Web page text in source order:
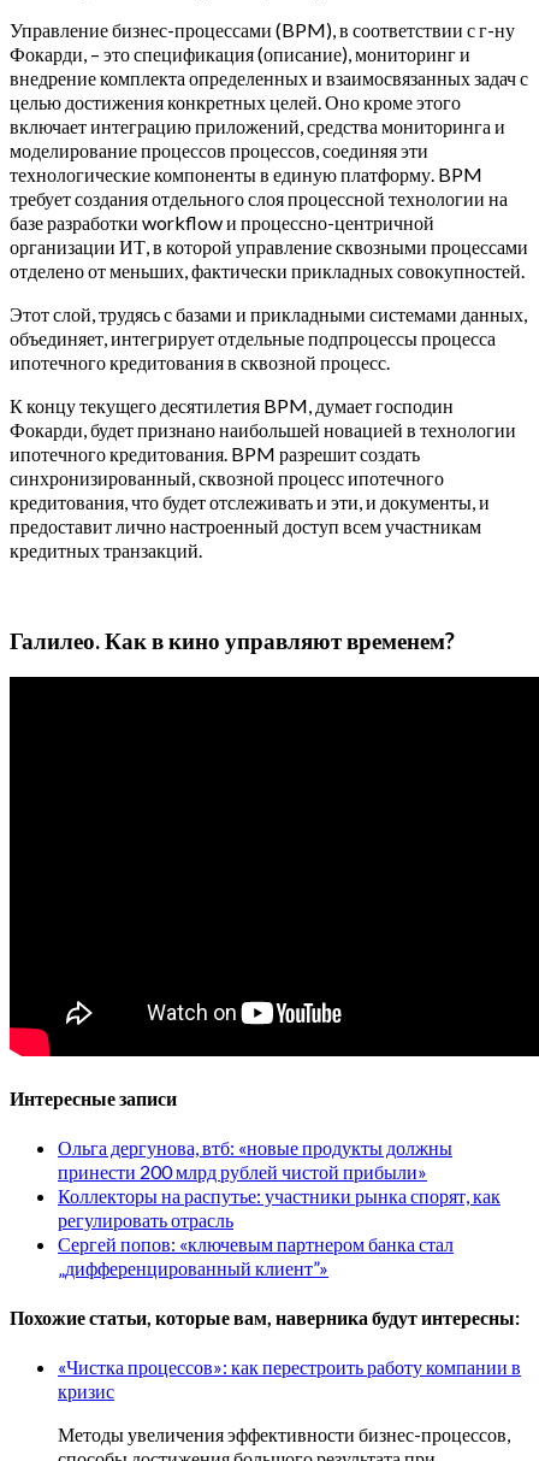
Управление бизнес-процессами (BPM), в соответствии с г-ну
Фокарди, – это спецификация (описание), мониторинг и
внедрение комплекта определенных и взаимосвязанных задач с
целью достижения конкретных целей. Оно кроме этого
включает интеграцию приложений, средства мониторинга и
моделирование процессов процессов, соединяя эти
технологические компоненты в единую платформу. BPM
требует создания отдельного слоя процессной технологии на
базе разработки workflow и процессно-центричной
организации ИТ, в которой управление сквозными процессами
отделено от меньших, фактически прикладных совокупностей.
Этот слой, трудясь с базами и прикладными системами данных,
объединяет, интегрирует отдельные подпроцессы процесса
ипотечного кредитования в сквозной процесс.
К концу текущего десятилетия BPM, думает господин
Фокарди, будет признано наибольшей новацией в технологии
ипотечного кредитования. BPM разрешит создать
синхронизированный, сквозной процесс ипотечного
кредитования, что будет отслеживать и эти, и документы, и
предоставит лично настроенный доступ всем участникам
кредитных транзакций.
Галилео. Как в кино управляют временем?
Интересные записи
Ольга дергунова, втб: «новые продукты должны
принести 200 млрд рублей чистой прибыли»
Коллекторы на распутье: участники рынка спорят, как
регулировать отрасль
Сергей попов: «ключевым партнером банка стал
„дифференцированный клиент”»
Похожие статьи, которые вам, наверника будут интересны:
«Чистка процессов»: как перестроить работу компании в
кризис
Методы увеличения эффективности бизнес-процессов,